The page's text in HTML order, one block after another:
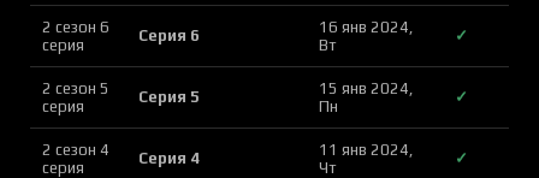
2 сезон 6
серия
Серия 6
16 янв 2024,
Вт
✓
2 сезон 5
серия
Серия 5
15 янв 2024,
Пн
✓
2 сезон 4
серия
Серия 4
11 янв 2024,
Чт
✓